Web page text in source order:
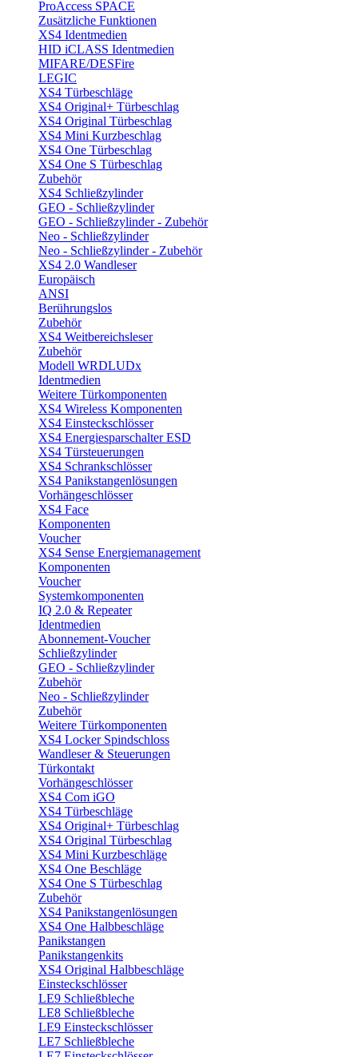
ProAccess SPACE
Zusätzliche Funktionen
XS4 Identmedien
HID iCLASS Identmedien
MIFARE/DESFire
LEGIC
XS4 Türbeschläge
XS4 Original+ Türbeschlag
XS4 Original Türbeschlag
XS4 Mini Kurzbeschlag
XS4 One Türbeschlag
XS4 One S Türbeschlag
Zubehör
XS4 Schließzylinder
GEO - Schließzylinder
GEO - Schließzylinder - Zubehör
Neo - Schließzylinder
Neo - Schließzylinder - Zubehör
XS4 2.0 Wandleser
Europäisch
ANSI
Berührungslos
Zubehör
XS4 Weitbereichsleser
Zubehör
Modell WRDLUDx
Identmedien
Weitere Türkomponenten
XS4 Wireless Komponenten
XS4 Einsteckschlösser
XS4 Energiesparschalter ESD
XS4 Türsteuerungen
XS4 Schrankschlösser
XS4 Panikstangenlösungen
Vorhängeschlösser
XS4 Face
Komponenten
Voucher
XS4 Sense Energiemanagement
Komponenten
Voucher
Systemkomponenten
IQ 2.0 & Repeater
Identmedien
Abonnement-Voucher
Schließzylinder
GEO - Schließzylinder
Zubehör
Neo - Schließzylinder
Zubehör
Weitere Türkomponenten
XS4 Locker Spindschloss
Wandleser & Steuerungen
Türkontakt
Vorhängeschlösser
XS4 Com iGO
XS4 Türbeschläge
XS4 Original+ Türbeschlag
XS4 Original Türbeschlag
XS4 Mini Kurzbeschläge
XS4 One Beschläge
XS4 One S Türbeschlag
Zubehör
XS4 Panikstangenlösungen
XS4 One Halbbeschläge
Panikstangen
Panikstangenkits
XS4 Original Halbbeschläge
Einsteckschlösser
LE9 Schließbleche
LE8 Schließbleche
LE9 Einsteckschlösser
LE7 Schließbleche